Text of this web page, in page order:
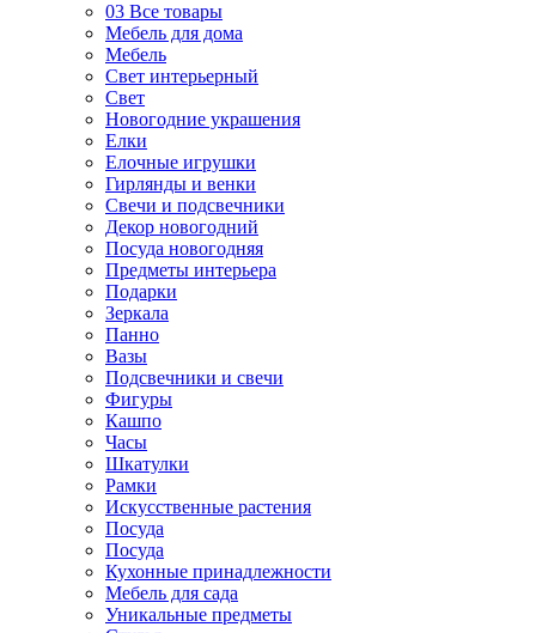
03 Все товары
Мебель для дома
Мебель
Свет интерьерный
Свет
Новогодние украшения
Елки
Елочные игрушки
Гирлянды и венки
Свечи и подсвечники
Декор новогодний
Посуда новогодняя
Предметы интерьера
Подарки
Зеркала
Панно
Вазы
Подсвечники и свечи
Фигуры
Кашпо
Часы
Шкатулки
Рамки
Искусственные растения
Посуда
Посуда
Кухонные принадлежности
Мебель для сада
Уникальные предметы